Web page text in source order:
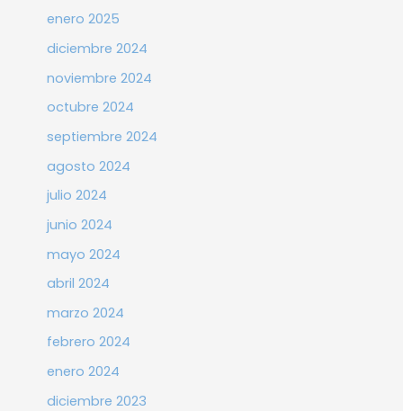
enero 2025
diciembre 2024
noviembre 2024
octubre 2024
septiembre 2024
agosto 2024
julio 2024
junio 2024
mayo 2024
abril 2024
marzo 2024
febrero 2024
enero 2024
diciembre 2023